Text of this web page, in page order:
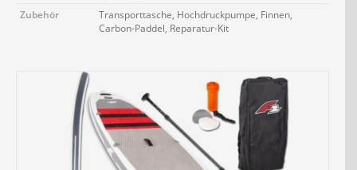
Zubehör
Transporttasche, Hochdruckpumpe, Finnen,
Carbon-Paddel, Reparatur-Kit